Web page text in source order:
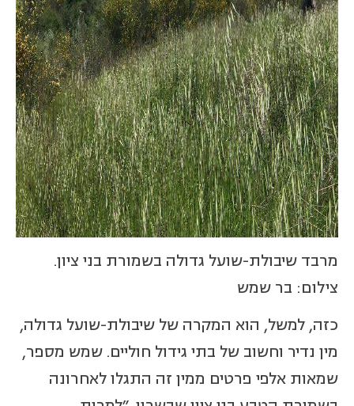
מרבד שיבולת-שועל גדולה בשמורת בני ציון.
צילום: בר שמש
כזה, למשל, הוא המקרה של שיבולת-שועל גדולה,
מין נדיר וחשוב של בתי גידול חוליים. שמש מספר,
שמאות אלפי פרטים ממין זה התגלו לאחרונה